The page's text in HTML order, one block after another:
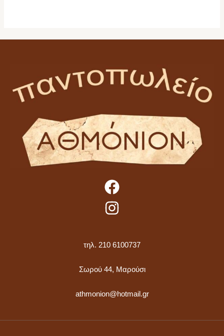
τηλ. 210 6100737
Σωρού 44, Μαρούσι
athmonion@hotmail.gr